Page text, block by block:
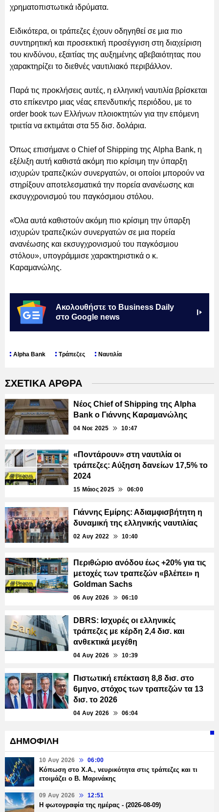
χρηματοπιστωτικά ιδρύματα.
Ειδικότερα, οι τράπεζες έχουν οδηγηθεί σε μια πιο
συντηρητική και προσεκτική προσέγγιση στη διαχείριση
του κινδύνου, εξαιτίας της αυξημένης αβεβαιότητας που
χαρακτηρίζει το διεθνές ναυτιλιακό περιβάλλον.
Παρά τις προκλήσεις αυτές, η ελληνική ναυτιλία βρίσκεται
στο επίκεντρο μιας νέας επενδυτικής περιόδου, με το
order book των Ελλήνων πλοιοκτητών για την επόμενη
τριετία να εκτιμάται στα 55 δισ. δολάρια.
Όπως επισήμανε ο Chief of Shipping της Alpha Bank, η
εξέλιξη αυτή καθιστά ακόμη πιο κρίσιμη την ύπαρξη
ισχυρών τραπεζικών συνεργατών, οι οποίοι μπορούν να
στηρίξουν αποτελεσματικά την πορεία ανανέωσης και
εκσυγχρονισμού του παγκόσμιου στόλου.
«Όλα αυτά καθιστούν ακόμη πιο κρίσιμη την ύπαρξη
ισχυρών τραπεζικών συνεργατών σε μια πορεία
ανανέωσης και εκσυγχρονισμού του παγκόσμιου
στόλου», υπογράμμισε χαρακτηριστικά ο κ.
Καραμανώλης.
Ακολουθήστε το Business Daily
στο Google news
Alpha Bank Τράπεζες Ναυτιλία
ΣΧΕΤΙΚΑ ΑΡΘΡΑ
Νέος Chief of Shipping της Alpha
Bank ο Γιάννης Καραμανώλης
04 Νοε 2025 10:47
«Ποντάρουν» στη ναυτιλία οι
τράπεζες: Αύξηση δανείων 17,5% το
2024
15 Μάιος 2025 06:00
Γιάννης Εμίρης: Αδιαμφισβήτητη η
δυναμική της ελληνικής ναυτιλίας
02 Αυγ 2022 10:40
Περιθώριο ανόδου έως +20% για τις
μετοχές των τραπεζών «βλέπει» η
Goldman Sachs
06 Αυγ 2026 06:10
DBRS: Ισχυρές οι ελληνικές
τράπεζες με κέρδη 2,4 δισ. και
ανθεκτικά μεγέθη
04 Αυγ 2026 10:39
Πιστωτική επέκταση 8,8 δισ. στο
6μηνο, στόχος των τραπεζών τα 13
δισ. το 2026
04 Αυγ 2026 06:04
ΔΗΜΟΦΙΛΗ
10 Αυγ 2026 06:00
Κόπωση στο Χ.Α., νευρικότητα στις τράπεζες και τι
ετοιμάζει ο Β. Μαρινάκης
09 Αυγ 2026 12:51
Η φωτογραφία της ημέρας - (2026-08-09)